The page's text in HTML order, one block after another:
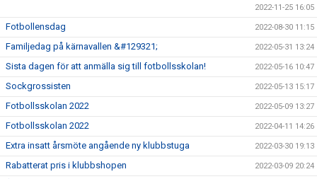
2022-11-25 16:05
Fotbollensdag 2022-08-30 11:15
Familjedag på kärnavallen &#129321; 2022-05-31 13:24
Sista dagen för att anmälla sig till fotbollsskolan! 2022-05-16 10:47
Sockgrossisten 2022-05-13 15:17
Fotbollsskolan 2022 2022-05-09 13:27
Fotbollsskolan 2022 2022-04-11 14:26
Extra insatt årsmöte angående ny klubbstuga 2022-03-30 19:13
Rabatterat pris i klubbshopen 2022-03-09 20:24